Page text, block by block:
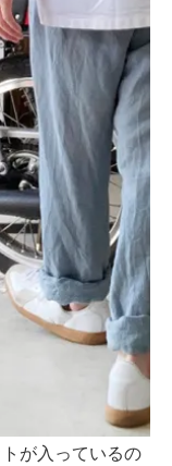
が入っているの